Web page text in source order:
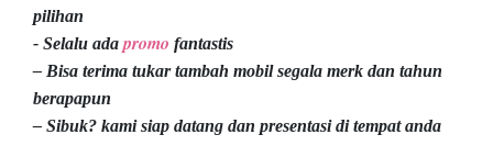
pilihan
- Selalu ada promo fantastis
– Bisa terima tukar tambah mobil segala merk dan tahun
berapapun
– Sibuk? kami siap datang dan presentasi di tempat anda